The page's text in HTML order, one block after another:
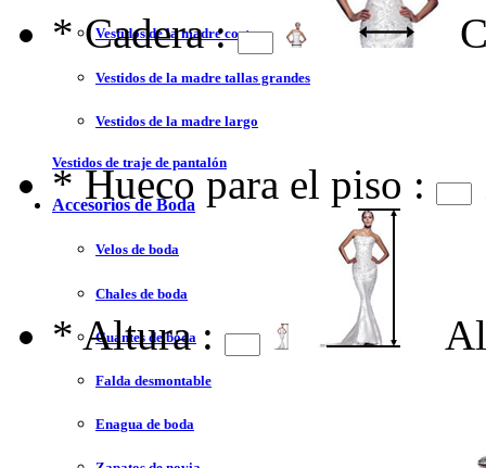
Vestidos de la madre corto
Vestidos de la madre tallas grandes
Vestidos de la madre largo
Vestidos de traje de pantalón
Accesorios de Boda
Velos de boda
Chales de boda
Guantes de boda
Falda desmontable
Enagua de boda
* Cadera :
* Hueco para el piso :
* Altura :